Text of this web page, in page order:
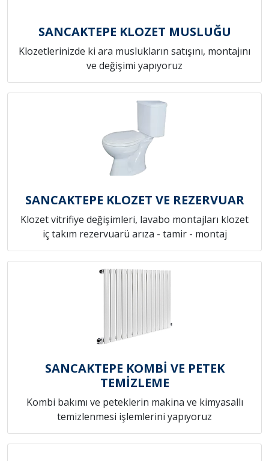
SANCAKTEPE KLOZET MUSLUĞU
Klozetlerinizde ki ara muslukların satışını, montajını
ve değişimi yapıyoruz
SANCAKTEPE KLOZET VE REZERVUAR
Klozet vitrifiye değişimleri, lavabo montajları klozet
iç takım rezervuarü arıza - tamir - montaj
SANCAKTEPE KOMBİ VE PETEK
TEMİZLEME
Kombi bakımı ve peteklerin makina ve kimyasallı
temizlenmesi işlemlerini yapıyoruz